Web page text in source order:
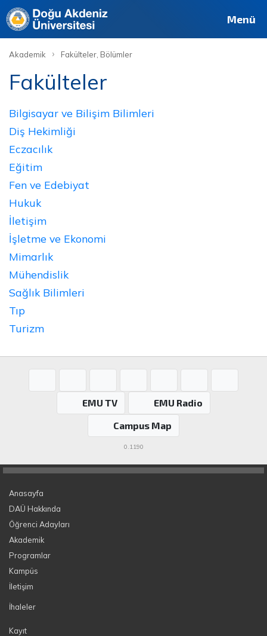
Site Personel
Deutsch Français Menü
Akademik › Fakülteler, Bölümler
Fakülteler
Bilgisayar ve Bilişim Bilimleri
Diş Hekimliği
Eczacılık
Eğitim
Fen ve Edebiyat
Hukuk
İletişim
İşletme ve Ekonomi
Mimarlık
Mühendislik
Sağlık Bilimleri
Tıp
Turizm
EMU TV
EMU Radio
Campus Map
0.1190
Anasayfa
DAÜ Hakkında
Öğrenci Adayları
Akademik
Programlar
Kampüs
İletişim
İhaleler
Kayıt